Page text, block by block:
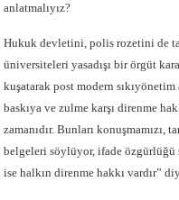
anlatmalıyız?
Hukuk devletini, polis rozetini de
üniversiteleri yasadışı bir örgüt
kuşatarak post modern sıkıyönetim
baskıya ve zulme karşı direnme
zamanıdır. Bunları konuşmamızı,
belgeleri söylüyor, ifade
ise halkın direnme hakkı vardır”